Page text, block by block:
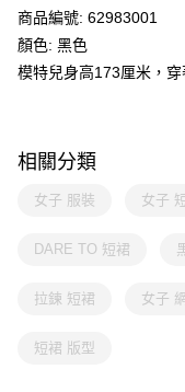
商品編號: 62983001
顏色: 黑色
模特兒身高173厘米，穿
相關分類
女子 服裝 女子
DARE TO 短裙
拉鍊 短裙 女子
短裙 版型